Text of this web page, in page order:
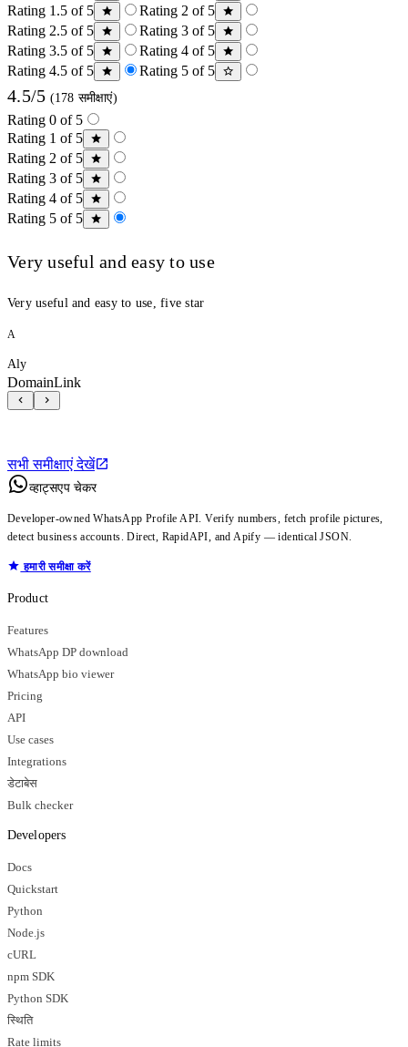
Rating 1.5 of 5
Rating 2 of 5
Rating 2.5 of 5
Rating 3 of 5
Rating 3.5 of 5
Rating 4 of 5
Rating 4.5 of 5
Rating 5 of 5
4.5/5 (178 समीक्षाएं)
Rating 0 of 5
Rating 1 of 5
Rating 2 of 5
Rating 3 of 5
Rating 4 of 5
Rating 5 of 5
Very useful and easy to use
Very useful and easy to use, five star
A
Aly
DomainLink
सभी समीक्षाएं देखें
व्हाट्सएप चेकर
Developer-owned WhatsApp Profile API. Verify numbers, fetch profile pictures,
detect business accounts. Direct, RapidAPI, and Apify — identical JSON.
हमारी समीक्षा करें
Product
Features
WhatsApp DP download
WhatsApp bio viewer
Pricing
API
Use cases
Integrations
डेटाबेस
Bulk checker
Developers
Docs
Quickstart
Python
Node.js
cURL
npm SDK
Python SDK
स्थिति
Rate limits